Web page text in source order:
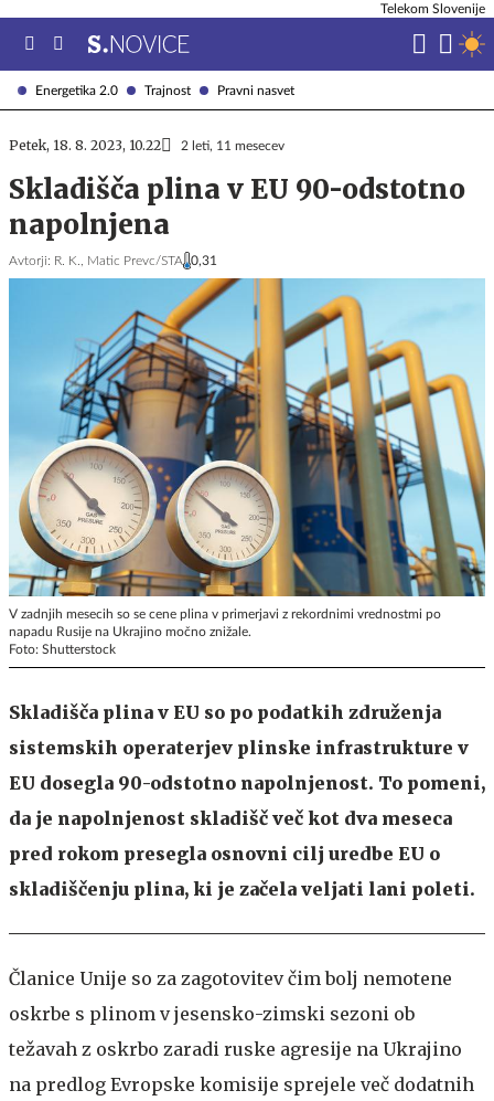
Energetika 2.0 Trajnost Pravni nasvet
Telekom Slovenije
Petek, 18. 8. 2023, 10.22 2 leti, 11 mesecev
Skladišča plina v EU 90-odstotno
napolnjena
Avtorji: R. K., Matic Prevc/STA 0,31
V zadnjih mesecih so se cene plina v primerjavi z rekordnimi vrednostmi po
napadu Rusije na Ukrajino močno znižale.
Foto: Shutterstock
Skladišča plina v EU so po podatkih združenja
sistemskih operaterjev plinske infrastrukture v
EU dosegla 90-odstotno napolnjenost. To pomeni,
da je napolnjenost skladišč več kot dva meseca
pred rokom presegla osnovni cilj uredbe EU o
skladiščenju plina, ki je začela veljati lani poleti.
Članice Unije so za zagotovitev čim bolj nemotene
oskrbe s plinom v jesensko-zimski sezoni ob
težavah z oskrbo zaradi ruske agresije na Ukrajino
na predlog Evropske komisije sprejele več dodatnih